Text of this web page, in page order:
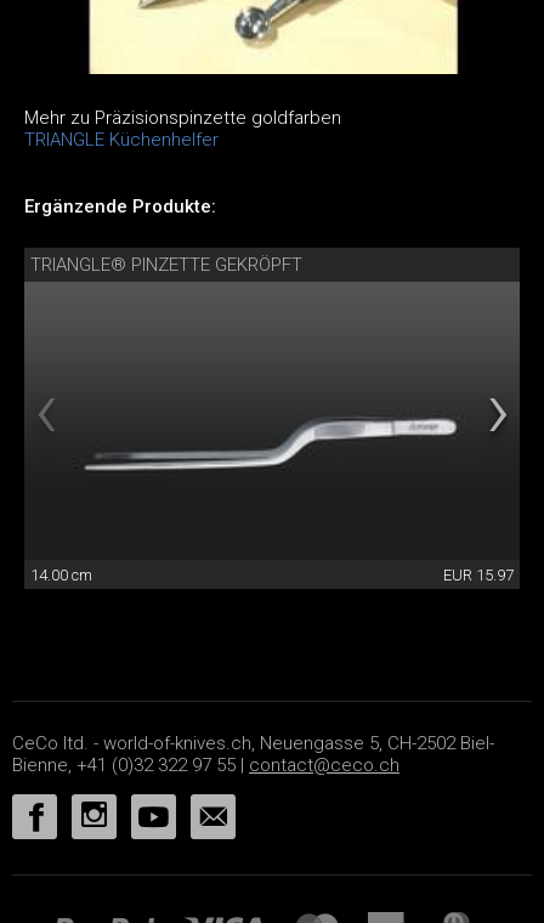
Mehr zu Präzisionspinzette goldfarben
TRIANGLE Küchenhelfer
Ergänzende Produkte:
TRIANGLE® PINZETTE GEKRÖPFT
14.00 cm EUR 15.97
CeCo ltd. - world-of-knives.ch, Neuengasse 5, CH-2502 Biel-
Bienne, +41 (0)32 322 97 55 | contact@ceco.ch